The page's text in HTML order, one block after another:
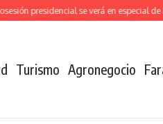
presidencial se verá en especial de
Turismo Agronegocio